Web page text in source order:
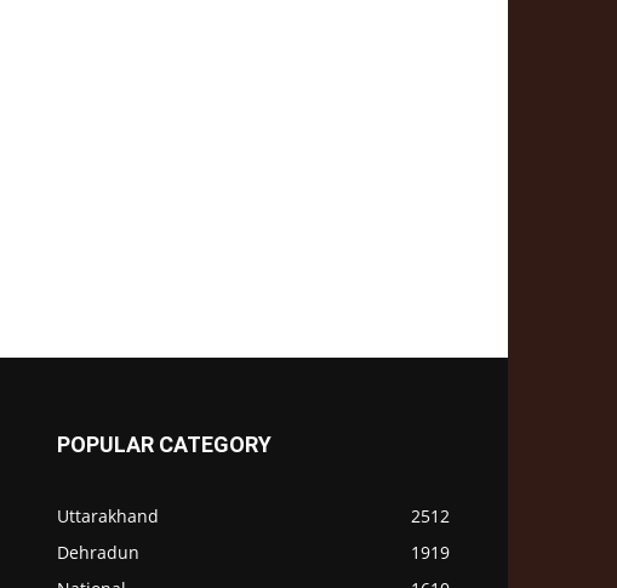
POPULAR CATEGORY
Uttarakhand
2512
Dehradun
1919